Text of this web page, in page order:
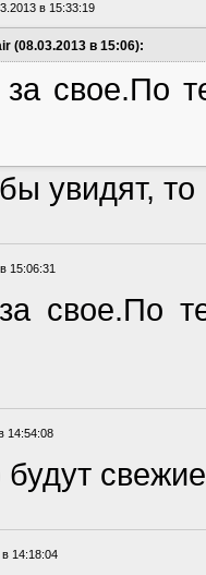
в 15:33:19
(08.03.2013 в 15:06):
за свое.По
увидят,
15:06:31
свое.По
14:54:08
14:18:04